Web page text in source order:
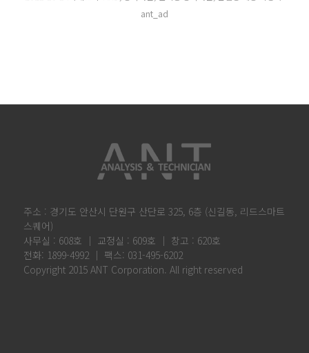
ant_ad
주소 : 경기도 안산시 단원구 산단로 325, 6층 (신길동, 리드스마트
스퀘어)
사무실 : 608호 │ 교정실 : 609호 │ 창고 : 620호
전화: 1899-4992 │ 팩스: 031-495-6202
Copyright 2015 ANT Corporation. All right reserved